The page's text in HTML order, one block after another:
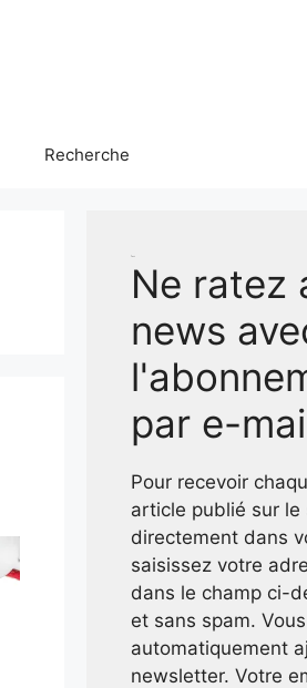
Recherche
Ne ratez
news
par e-
Pour recevoir
article publié sur le
directement dans
saisissez votre
dans le champ ci-
et sans spam.
automatiquement
newsletter. Votre